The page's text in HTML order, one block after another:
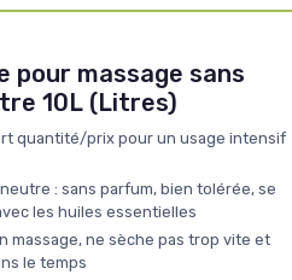
pour massage sans
10L (Litres)
quantité/prix pour un usage intensif
: sans parfum, bien tolérée, se
les huiles essentielles
massage, ne sèche pas trop vite et
le temps